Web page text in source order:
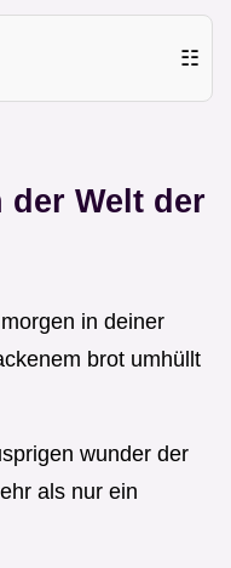
☷
Welt der
in deiner
brot umhüllt
wunder der
als nur ein